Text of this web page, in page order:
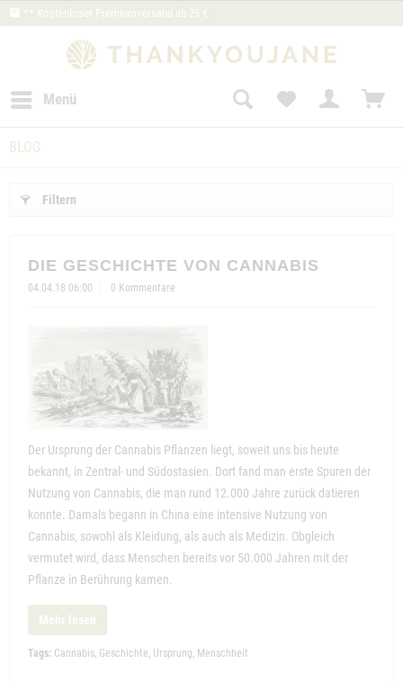
** Kostenloser Premiumversand ab 25 €
Menü
BLOG
Filtern
DIE GESCHICHTE VON CANNABIS
04.04.18 06:00 0 Kommentare
Der Ursprung der Cannabis Pflanzen liegt, soweit uns bis heute
bekannt, in Zentral- und Südostasien. Dort fand man erste Spuren der
Nutzung von Cannabis, die man rund 12.000 Jahre zurück datieren
konnte. Damals begann in China eine intensive Nutzung von
Cannabis, sowohl als Kleidung, als auch als Medizin. Obgleich
vermutet wird, dass Menschen bereits vor 50.000 Jahren mit der
Pflanze in Berührung kamen.
Mehr lesen
Tags: Cannabis, Geschichte, Ursprung, Menschheit